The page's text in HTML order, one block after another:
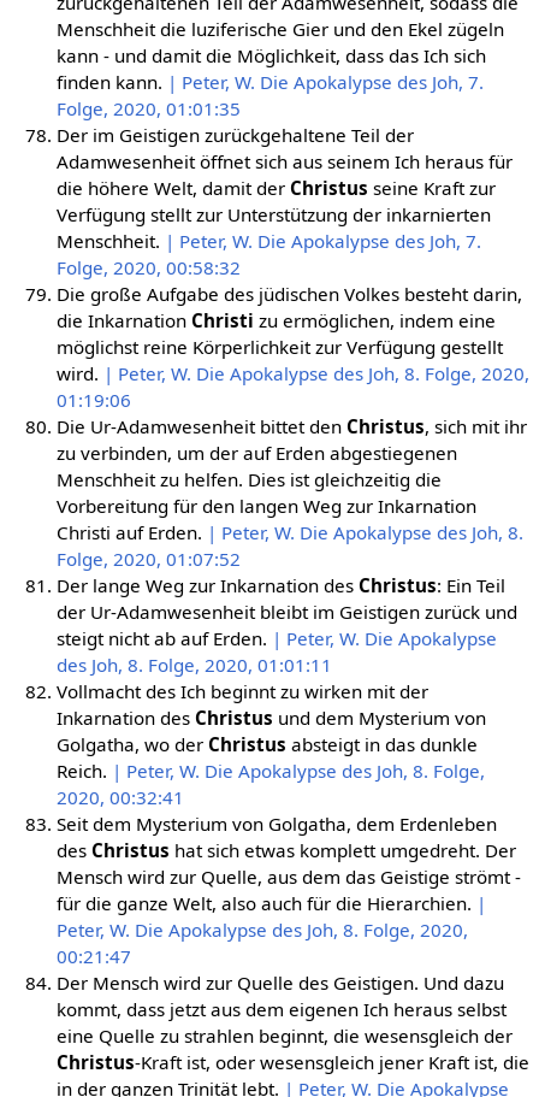
Menschheit die luziferische Gier und den Ekel zügeln
kann - und damit die Möglichkeit, dass das Ich sich
finden kann. | Peter, W. Die Apokalypse des Joh, 7.
Folge, 2020, 01:01:35
Der im Geistigen zurückgehaltene Teil der
Adamwesenheit öffnet sich aus seinem Ich heraus für
die höhere Welt, damit der Christus seine Kraft zur
Verfügung stellt zur Unterstützung der inkarnierten
Menschheit. | Peter, W. Die Apokalypse des Joh, 7.
Folge, 2020, 00:58:32
Die große Aufgabe des jüdischen Volkes besteht darin,
die Inkarnation Christi zu ermöglichen, indem eine
möglichst reine Körperlichkeit zur Verfügung gestellt
wird. | Peter, W. Die Apokalypse des Joh, 8. Folge, 2020,
01:19:06
Die Ur-Adamwesenheit bittet den Christus, sich mit ihr
zu verbinden, um der auf Erden abgestiegenen
Menschheit zu helfen. Dies ist gleichzeitig die
Vorbereitung für den langen Weg zur Inkarnation
Christi auf Erden. | Peter, W. Die Apokalypse des Joh, 8.
Folge, 2020, 01:07:52
Der lange Weg zur Inkarnation des Christus: Ein Teil
der Ur-Adamwesenheit bleibt im Geistigen zurück und
steigt nicht ab auf Erden. | Peter, W. Die Apokalypse
des Joh, 8. Folge, 2020, 01:01:11
Vollmacht des Ich beginnt zu wirken mit der
Inkarnation des Christus und dem Mysterium von
Golgatha, wo der Christus absteigt in das dunkle
Reich. | Peter, W. Die Apokalypse des Joh, 8. Folge,
2020, 00:32:41
Seit dem Mysterium von Golgatha, dem Erdenleben
des Christus hat sich etwas komplett umgedreht. Der
Mensch wird zur Quelle, aus dem das Geistige strömt -
für die ganze Welt, also auch für die Hierarchien. |
Peter, W. Die Apokalypse des Joh, 8. Folge, 2020,
00:21:47
Der Mensch wird zur Quelle des Geistigen. Und dazu
kommt, dass jetzt aus dem eigenen Ich heraus selbst
eine Quelle zu strahlen beginnt, die wesensgleich der
Christus-Kraft ist, oder wesensgleich jener Kraft ist, die
in der ganzen Trinität lebt. | Peter, W. Die Apokalypse